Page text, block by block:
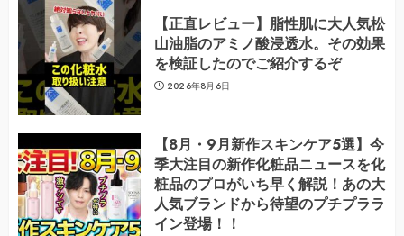
【正直レビュー】脂性肌に大人気松
山油脂のアミノ酸浸透水。その効果
を検証したのでご紹介するぞ
2026年8月6日
【8月・9月新作スキンケア5選】今
季大注目の新作化粧品ニュースを化
粧品のプロがいち早く解説！あの大
人気ブランドから待望のプチプララ
イン登場！！